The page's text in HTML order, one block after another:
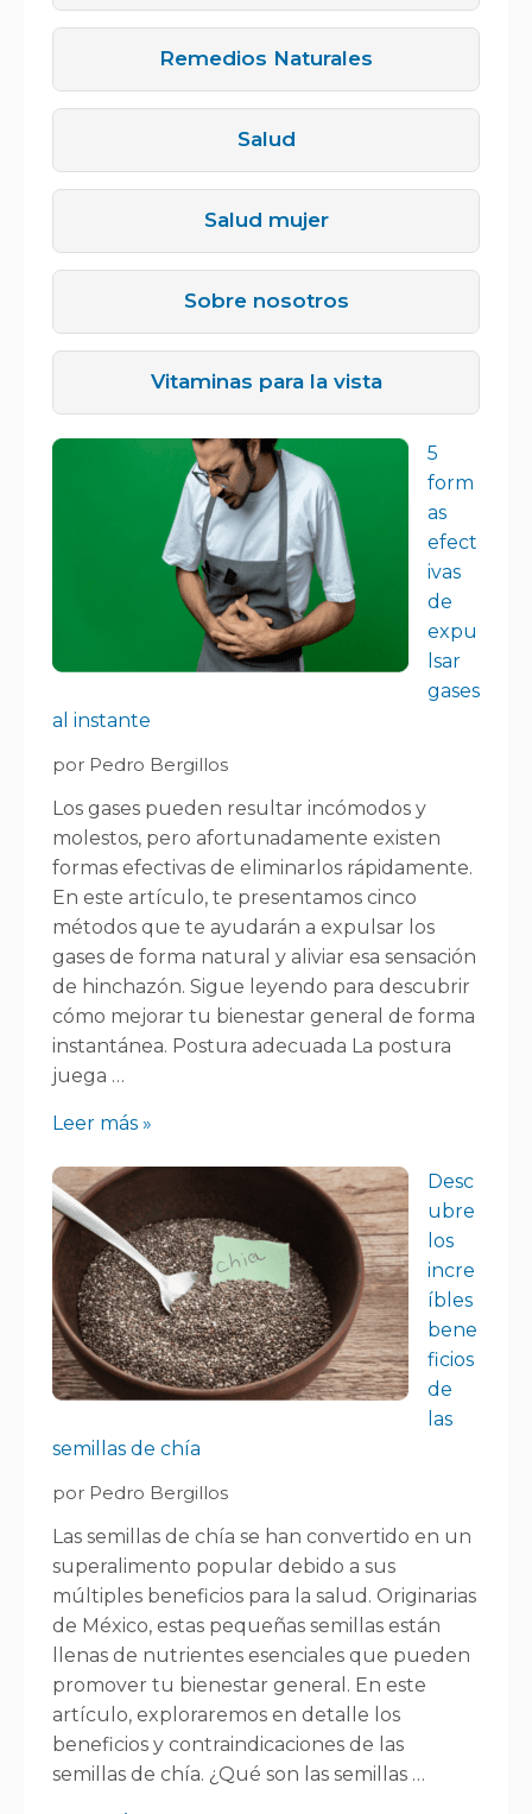
Remedios Naturales
Salud
Salud mujer
Sobre nosotros
Vitaminas para la vista
5
form
as
efect
ivas
de
expu
lsar
gases
al instante
por Pedro Bergillos
Los gases pueden resultar incómodos y
molestos, pero afortunadamente existen
formas efectivas de eliminarlos rápidamente.
En este artículo, te presentamos cinco
métodos que te ayudarán a expulsar los
gases de forma natural y aliviar esa sensación
de hinchazón. Sigue leyendo para descubrir
cómo mejorar tu bienestar general de forma
instantánea. Postura adecuada La postura
juega …
Leer más »
Desc
ubre
los
incre
íbles
bene
ficios
de
las
semillas de chía
por Pedro Bergillos
Las semillas de chía se han convertido en un
superalimento popular debido a sus
múltiples beneficios para la salud. Originarias
de México, estas pequeñas semillas están
llenas de nutrientes esenciales que pueden
promover tu bienestar general. En este
artículo, exploraremos en detalle los
beneficios y contraindicaciones de las
semillas de chía. ¿Qué son las semillas …